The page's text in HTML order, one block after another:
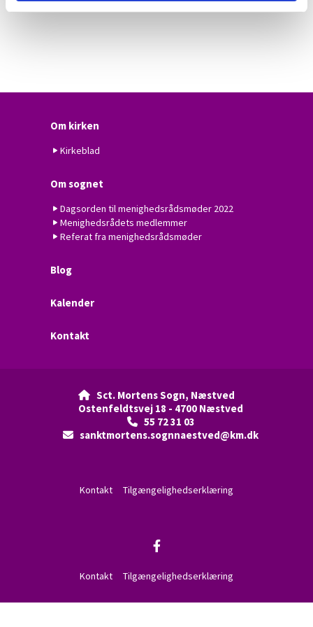
Om kirken
Kirkeblad
Om sognet
Dagsorden til menighedsrådsmøder 2022
Menighedsrådets medlemmer
Referat fra menighedsrådsmøder
Blog
Kalender
Kontakt
 Sct. Mortens Sogn, Næstved
Ostenfeldtsvej 18 - 4700 Næstved
55 72 31 03
 sanktmortens.sognnaestved@km.dk
Kontakt Tilgængelighedserklæring
Kontakt Tilgængelighedserklæring